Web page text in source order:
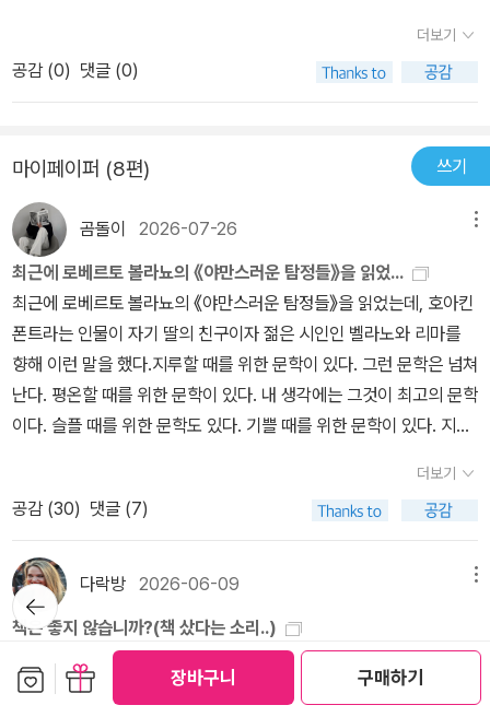
장바구니 구매하기
인 폭력에 여자가 되받아치며, 부부는 육탄전을 벌인다. 사태가 심각
해지면 그들의 아들인 새미는 촐리의 머리에 프라이팬을 내리친다.
촐리는 정신을 잃고 그제야 싸움은 끝난다. 촐리는 자기 집에 불을 지
집구석이다. [내쫓기는 것과 나앉는 것에는 차이가 있다. 내쫓기면 어
딘가 갈 데가 있지만, 나앉으면 갈 곳이 없는 것이다.…나앉는다는 건
무언가의 끝이었다. 우리의 형이상학적 조건을 정의하고 보완하는,
돌이킬 수 없는 물리적 사실이었다.(…)당시 셋집살이를 하던 흑인 촐
리 브리드러브는 자기 가족을 나앉게 만들었기에 인간적 배려가 미칠
수 없는 영역으로 스스로를 내던졌다. 짐승 무리에 합류한 것이다. 정
말로 늙은 개, 뱀, 쥐새끼 같은 검둥이가 되었다.-p.32~33] 그런 짐
승 같은 환경에서 자란 그들의 딸 페콜라는 의지할 대상이 없다. 가족
이 페콜라를 보호하거나 지탱해주지 않으므로 그녀는 당연히 자존감
된다. 페콜라는 자신을 부정하며 노란 머리의, 얼굴이 하얀, 파란 눈을
가진 사람이 되기를 원한다. 자기 본연의 모습에서 시작된 모든 것을
거부한다. 자신의 정체성을 부정하는 사람은 페콜라만이 아니다. 백
인의 피가 섞여 있는 갈색 피부의 깡마른 여자들은 조용한 흑인 동네
에 살며 집을 멋지게 가꾼다. 교회에 열심히 다니며 백인의 일을 세련
되게 하는 법을 배운다. ‘펑키함’을 죽을 듯이 싫어하며, 자신의 몸에
서 그것이 절대로 나오지 못하게 막는다. 그 여자들이 남자를 잘 수발
할 것을 알기에 그것을 필요로 하는 남자가 그들을 선택해 결혼한다.
니다. 집에 오면 이 아이처럼 흑인인 엄마와 아빠와 그의 형제 자매가
있습니다. 아이는 자신이 안전하다는 느낌을 받습니다. 이해받는다는
느낌을 받습니다. 가족들은 아이의 존재 자체를 인정하고 받아주고
다. 제가 제 모습 그대로를 인정받을 수 있는 곳은 어디에도 없었습니
다. 가족들조차 제 존재를 외면했기 때문입니다.'이 말에 마빈은 이 예
술가가 자신이 유년시절부터 줄곧 갖고 있었던 감정을 깨닫게 되고
이 게이 남성 예술가에게 찾아가 말을 건낸다. '안녕하세요, 당신과 말
할 수 있을까요? 저도 당신이었어요.'...토니 모리슨의 <가장 파란 눈
>은 작가의 이런 서문으로 시작된다. (문학동네판)(...)무관심한 부모
와 무시하는 어른, 자체의 언어와 법과 이미지로 절망을 강화하는 세
상에 어린 나이라는 취약성이 더해지면 파멸로 이르는 길은 확정적이
다. 그래서 내 첫 책인 이 소설은 어린 나이나 성별이나 인종으로 인해
해로운 외부 영향력에 가장 저항하기 힘들 법한 인물의 삶으로 들어
가려는 기획이었다.(...)이 소설의 첫 구상은 어릴 적 친구와 나눴던
대화에서 나왔다. (...) 친구는 자기 눈이 파란색이었으면 좋겠다고 해
진다면 어떤 모습일지 상상했고, 그러나 반감이 일었다. (...) 친구가
그런 훼손을 원한다는 사실에 깜짝 놀라서 그애에게 '화가 치밀었다'.
(...) <가장 파란 눈>은 그런 문제를 두고 무슨 말이라도 하고자 했던
시도다. 그애는 어째서 자신이 소유한 것을 체험하지 못했는지, 혹은
영원히 체험하지 못할 것인지에 대해서. (...)그 애의 욕망에는 인종적
자기혐오가 내포되어 있었다.하지만 내가 이 소설을 시작한 1962년
문에 페콜라는 비극의 주인공이 될 수 밖에 없었노라.흑인 사회의 비
극과 추악한 현실을 잘 그려낸 작품이다. 비극만이 그들의 삶의 전부
는 아니었지만.. 이 소설은 삶의 전부였다. 모두가 등장인물이었을 때
더보기
공감 (0) 댓글 (0)
마이페이퍼 (8편) 쓰기
곰돌이 2026-07-26
최근에 로베르토 볼라뇨의 《야만스러운 탐정들》을 읽었...
최근에 로베르토 볼라뇨의 《야만스러운 탐정들》을 읽었는데, 호아킨
폰트라는 인물이 자기 딸의 친구이자 젊은 시인인 벨라노와 리마를
향해 이런 말을 했다.지루할 때를 위한 문학이 있다. 그런 문학은 넘쳐
난다. 평온할 때를 위한 문학이 있다. 내 생각에는 그것이 최고의 문학
이다. 슬플 때를 위한 문학도 있다. 기쁠 때를 위한 문학이 있다. 지식
다. 이 마지막 문학이 울리세스 리마와 벨라노가 하고 싶어 한 문학이
다. 곧 알겠지만 심각한 오류이다. 예를 들어 평온하고 교양 있고 대체
로 건전한 생활을 하는 성숙한 독자, 즉 평균적인 독자를 생각해보자.
책과 문학지를 구매하는 사람을. 자 그 사람이 여기 있다. 그 사람은
차분할 때를 위해, 평온할 때를 위해 쓰인 문학을 읽을 수 있다. 또한
터무니없거나 유감스러운 공모(共謀) 없이 비판적인 눈으로 그리고
냉철하게 다른 모든 종류의 문학을 읽을 수 있다. (...) 사람이 평생을
절망하면서 살 수는 없다. 몸이 결국 말을 듣지 않게 되고, 고통은 결
더보기
공감 (30) 댓글 (7)
다락방 2026-06-09
책은 좋지 않습니까?(책 샀다는 소리..)
김혜리의 글을 제대로 읽어본 적이 없었던 것 같다.정희진 선생님은
일전에 김혜리 기자가 글을 잘 쓴다는 얘기를 하신 적이 있고, 그래서
뒤로가
기